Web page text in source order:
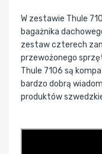
W zestawie Thule
bagażnika
zestaw czterech
przewożonego
Thule 7106 są
bardzo dobrą
produktów